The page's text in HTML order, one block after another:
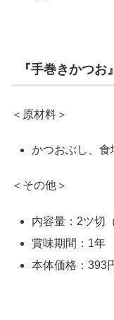
『手巻きかつ
＜原材料＞
かつおぶし、食
＜その他＞
内容量：2ツ切
賞味期間：1年
本体価格：393